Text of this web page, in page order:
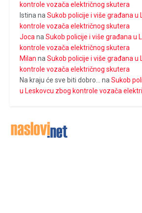
kontrole vozača električnog skutera
IstinanaSukob policije i više građana u
kontrole vozača električnog skutera
JocanaSukob policije i više građana u
kontrole vozača električnog skutera
Milan naSukob policije i više građana u
kontrole vozača električnog skutera
Na kraju će sve biti dobro... naSukob
u Leskovcu zbog kontrole vozača